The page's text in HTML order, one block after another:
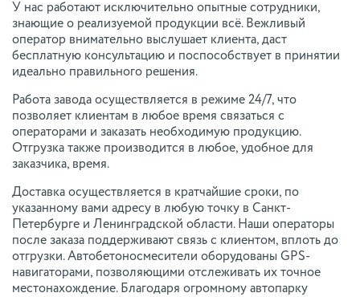
У нас работают исключительно опытные сотрудники,
знающие о реализуемой продукции всё. Вежливый
оператор внимательно выслушает клиента, даст
бесплатную консультацию и поспособствует в принятии
идеально правильного решения.
Работа завода осуществляется в режиме 24/7, что
позволяет клиентам в любое время связаться с
операторами и заказать необходимую продукцию.
Отгрузка также производится в любое, удобное для
заказчика, время.
Доставка осуществляется в кратчайшие сроки, по
указанному вами адресу в любую точку в Санкт-
Петербурге и Ленинградской области. Наши операторы
после заказа поддерживают связь с клиентом, вплоть до
отгрузки. Автобетоносмесители оборудованы GPS-
навигаторами, позволяющими отслеживать их точное
местонахождение. Благодаря огромному автопарку